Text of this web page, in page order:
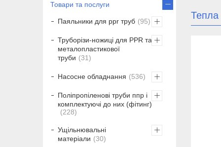
Тепла
Товари та послуги
Паяльники для ppr труб 95
Труборізи-ножиці для PPR та
металопластикової
труби
31
Насосне обладнання 536
Поліпропіленові труби ппр і
комплектуючі до них (фітинг)
228
Ущільнювальні
матеріали
30